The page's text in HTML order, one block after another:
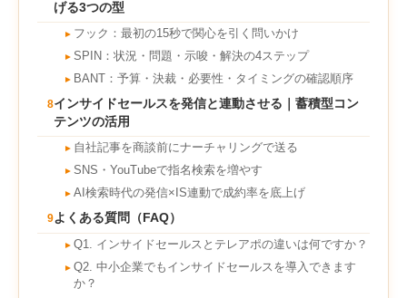
げる3つの型
► フック：最初の15秒で関心を引く問いかけ
► SPIN：状況・問題・示唆・解決の4ステップ
► BANT：予算・決裁・必要性・タイミングの確認順序
8インサイドセールスを発信と連動させる｜蓄積型コン
テンツの活用
► 自社記事を商談前にナーチャリングで送る
► SNS・YouTubeで指名検索を増やす
► AI検索時代の発信×IS連動で成約率を底上げ
9よくある質問（FAQ）
► Q1. インサイドセールスとテレアポの違いは何ですか？
► Q2. 中小企業でもインサイドセールスを導入できます
か？